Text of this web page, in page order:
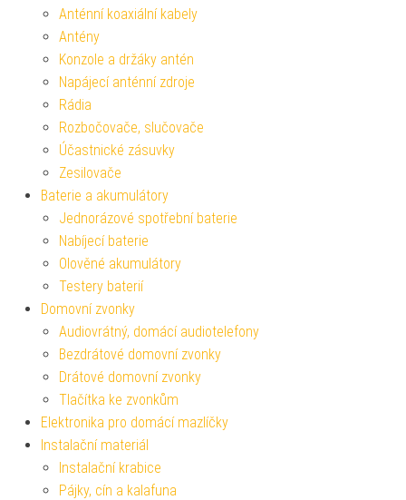
Anténní koaxiální kabely
Antény
Konzole a držáky antén
Napájecí anténní zdroje
Rádia
Rozbočovače, slučovače
Účastnické zásuvky
Zesilovače
Baterie a akumulátory
Jednorázové spotřební baterie
Nabíjecí baterie
Olověné akumulátory
Testery baterií
Domovní zvonky
Audiovrátný, domácí audiotelefony
Bezdrátové domovní zvonky
Drátové domovní zvonky
Tlačítka ke zvonkům
Elektronika pro domácí mazlíčky
Instalační materiál
Instalační krabice
Pájky, cín a kalafuna